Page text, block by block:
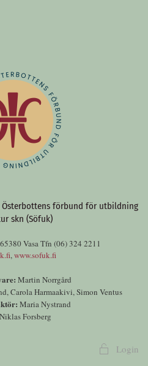
Österbottens förbund för utbildning
skn (Söfuk)
Vasa Tfn (06) 324 2211
,www.sofuk.fi
Martin Norrgård
Carola Harmaakivi, Simon Ventus
Maria Nystrand
Niklas Forsberg
Login